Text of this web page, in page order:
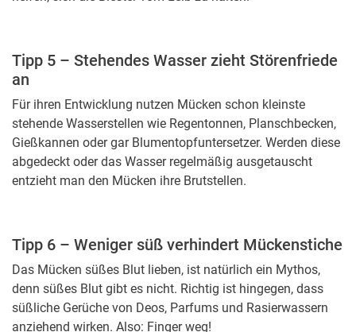
Tipp 5 – Stehendes Wasser zieht Störenfriede
an
Für ihren Entwicklung nutzen Mücken schon kleinste
stehende Wasserstellen wie Regentonnen, Planschbecken,
Gießkannen oder gar Blumentopfuntersetzer. Werden diese
abgedeckt oder das Wasser regelmäßig ausgetauscht
entzieht man den Mücken ihre Brutstellen.
Tipp 6 – Weniger süß verhindert Mückenstiche
Das Mücken süßes Blut lieben, ist natürlich ein Mythos,
denn süßes Blut gibt es nicht. Richtig ist hingegen, dass
süßliche Gerüche von Deos, Parfums und Rasierwassern
anziehend wirken. Also: Finger weg!